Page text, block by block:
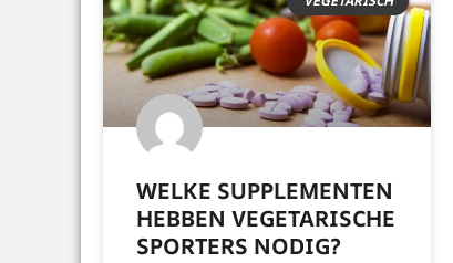
WELKE SUPPLEMENTEN
HEBBEN VEGETARISCHE
SPORTERS NODIG?